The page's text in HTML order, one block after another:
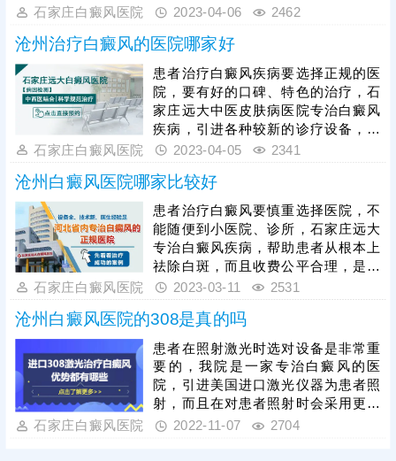
用中西医结合的方法综合医治，使患
了解更详细的介绍。
石家庄白癜风医院 2023-04-06 2462
沧州治疗白癜风的医院哪家好
患者治疗白癜风疾病要选择正规的医
院，要有好的口碑、特色的治疗，石
家庄远大中医皮肤病医院专治白癜风
疾病，引进各种较新的诊疗设备，对
白癜风坚持专病专治，是患者治疗白
的介绍。
石家庄白癜风医院 2023-04-05 2341
沧州白癜风医院哪家比较好
患者治疗白癜风要慎重选择医院，不
能随便到小医院、诊所，石家庄远大
专治白癜风疾病，帮助患者从根本上
祛除白斑，而且收费公平合理，是患
者治疗白斑很好的选择，看下方可了
解更详细的介绍。
石家庄白癜风医院 2023-03-11 2531
沧州白癜风医院的308是真的吗
患者在照射激光时选对设备是非常重
要的，我院是一家专治白癜风的医
院，引进美国进口激光仪器为患者照
射，而且在对患者照射时会采用更合
适的剂量，帮助患者更好治疗白斑，
石家庄白癜风医院 2022-11-07 2704